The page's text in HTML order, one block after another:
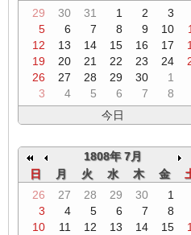
29
30 31 1 2 3
5
6 7 8 9 10
12
13 14 15 16 17
19
20 21 22 23 24
26
27 28 29 30 1
3
4 5 6 7 8
今日
1808年 7月
日
月 火 水 木 金
26
27 28 29 30 1
3
4 5 6 7 8
10
11 12 13 14 15